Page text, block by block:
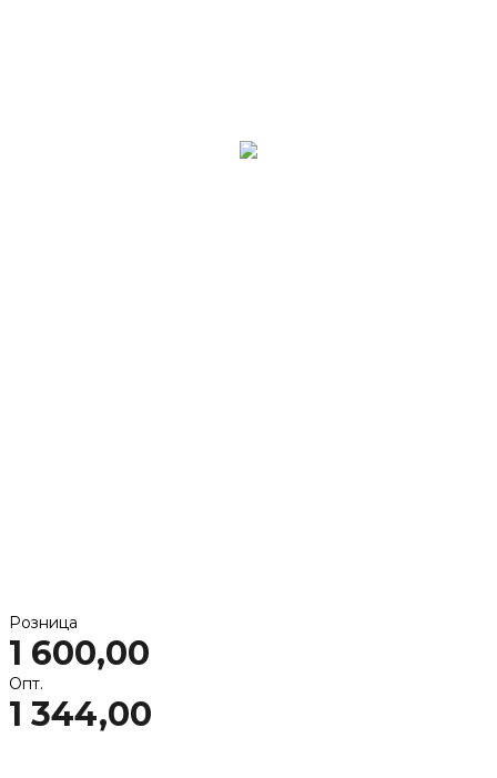
Розница
1 600,00
Опт.
1 344,00